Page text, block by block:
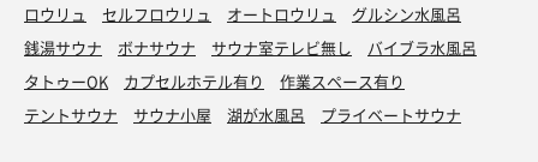
ロウリュ セルフロウリュ オートロウリュ
グルシン水風呂
銭湯サウナ
ボナサウナ サウナ室テレビ無し
バイブラ水風呂
タトゥーOK
カプセルホテル有り
作業スペース有り
テントサウナ
サウナ小屋 湖が水風呂 プライベートサウナ